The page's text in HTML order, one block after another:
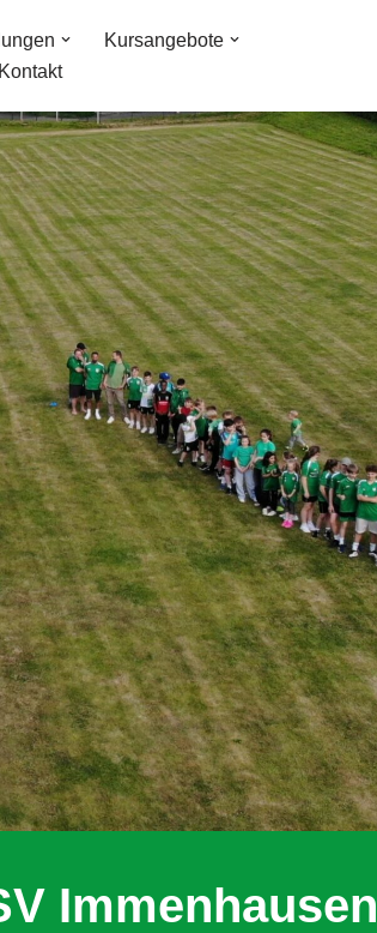
Kursangebote
Kontakt
Immenhausen